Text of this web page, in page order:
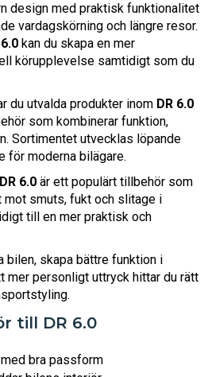
design med praktisk funktionalitet
vardagskörning och längre resor.
kan du skapa en mer
körupplevelse samtidigt som du
du utvalda produkter inom DR 6.0
som kombinerar funktion,
Sortimentet utvecklas löpande
för moderna bilägare.
6.0 är ett populärt tillbehör som
mot smuts, fukt och slitage i
till en mer praktisk och
bilen, skapa bättre funktion i
mer personligt uttryck hittar du rätt
till DR 6.0
bra passform